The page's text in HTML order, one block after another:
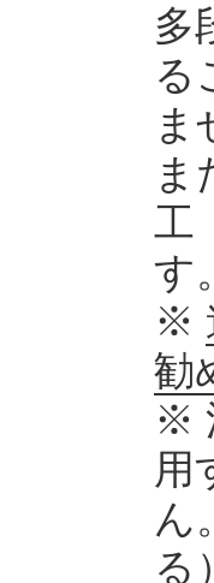
多
る
ま
ま
工
す。
※
勧
※
用
ん
る）